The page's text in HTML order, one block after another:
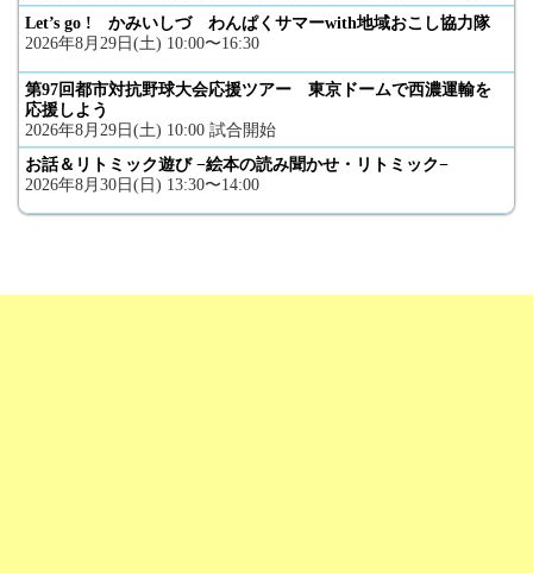
Let’s go ! かみいしづ わんぱくサマーwith地域おこし協力隊
2026年8月29日(土) 10:00〜16:30
第97回都市対抗野球大会応援ツアー 東京ドームで西濃運輸を
応援しよう
2026年8月29日(土) 10:00 試合開始
お話＆リトミック遊び −絵本の読み聞かせ・リトミック−
2026年8月30日(日) 13:30〜14:00